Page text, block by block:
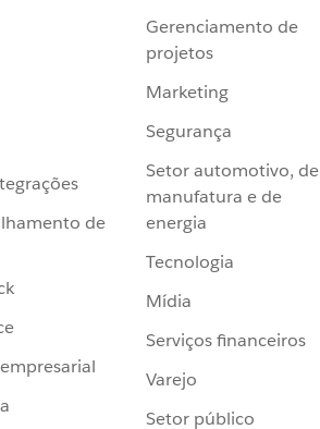
de
Gerenciamento de
projetos
Marketing
Segurança
Setor automotivo, de
manufatura e de
energia
Tecnologia
Mídia
Serviços financeiros
Varejo
Setor público